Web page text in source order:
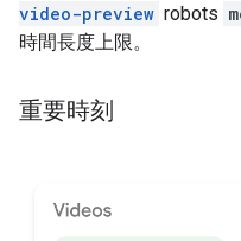
video-preview robots
時間長度上限。
重要時刻